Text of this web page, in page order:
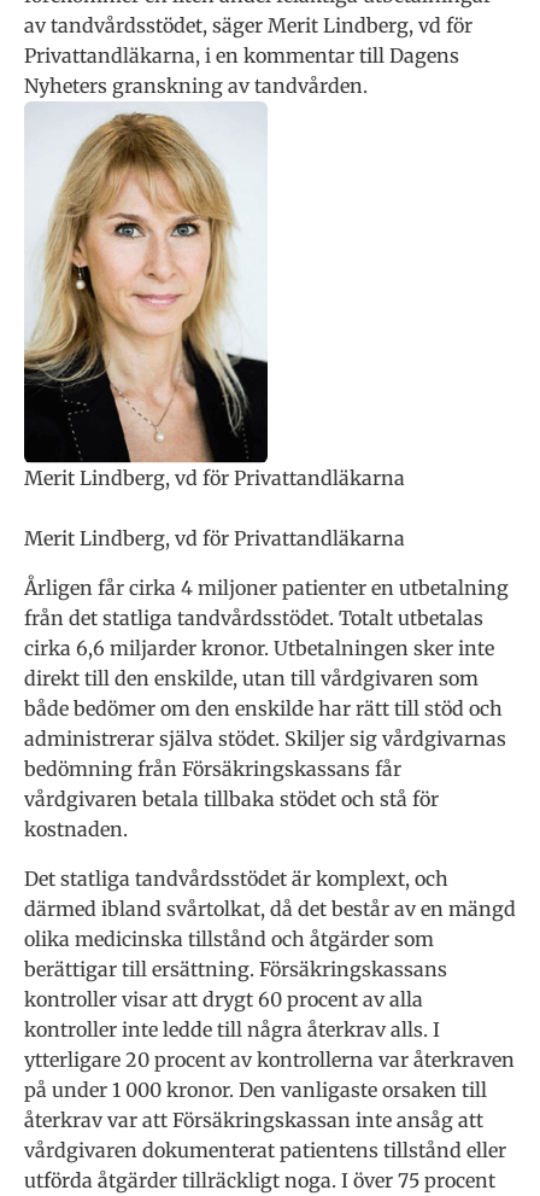
av tandvårdsstödet, säger Merit Lindberg, vd för
Privattandläkarna, i en kommentar till Dagens
Nyheters granskning av tandvården.
Merit Lindberg, vd för Privattandläkarna
Merit Lindberg, vd för Privattandläkarna
Årligen får cirka 4 miljoner patienter en utbetalning
från det statliga tandvårdsstödet. Totalt utbetalas
cirka 6,6 miljarder kronor. Utbetalningen sker inte
direkt till den enskilde, utan till vårdgivaren som
både bedömer om den enskilde har rätt till stöd och
administrerar själva stödet. Skiljer sig vårdgivarnas
bedömning från Försäkringskassans får
vårdgivaren betala tillbaka stödet och stå för
kostnaden.
Det statliga tandvårdsstödet är komplext, och
därmed ibland svårtolkat, då det består av en mängd
olika medicinska tillstånd och åtgärder som
berättigar till ersättning. Försäkringskassans
kontroller visar att drygt 60 procent av alla
kontroller inte ledde till några återkrav alls. I
ytterligare 20 procent av kontrollerna var återkraven
på under 1 000 kronor. Den vanligaste orsaken till
återkrav var att Försäkringskassan inte ansåg att
vårdgivaren dokumenterat patientens tillstånd eller
utförda åtgärder tillräckligt noga. I över 75 procent